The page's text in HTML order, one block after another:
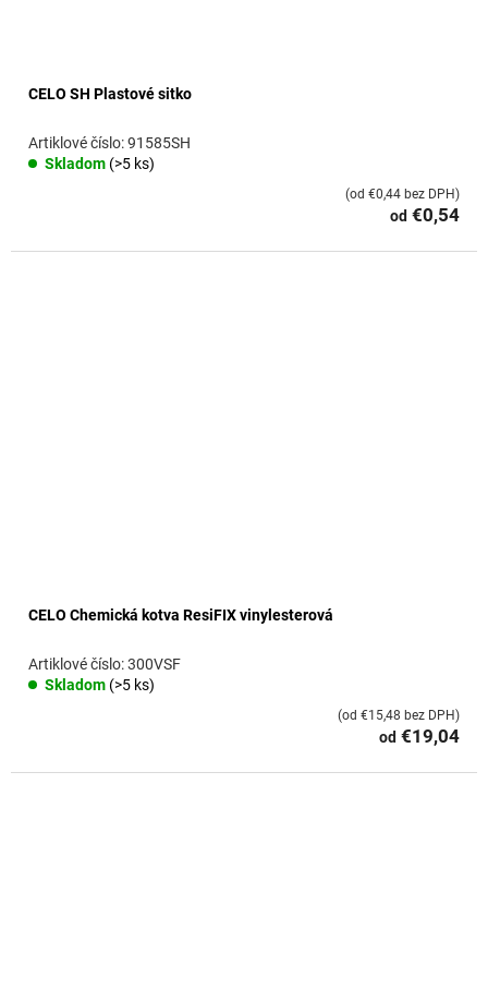
CELO SH Plastové sitko
Skladom (>5 ks)
91585SH
od €0,54
(od €0,44 bez DPH)
CELO Chemická kotva ResiFIX vinylesterová
Skladom (>5 ks)
300VSF
od €19,04
(od €15,48 bez DPH)